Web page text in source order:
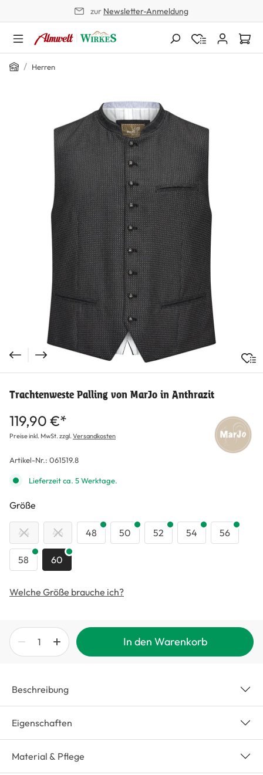
zur Newsletter-Anmeldung
Home
/ Herren
Trachtenweste Palling von MarJo in Anthrazit
119,90 €*
Preise inkl. MwSt. zzgl.Versandkosten
Artikel-Nr.: 061519.8
Lieferzeit ca. 5 Werktage.
Größe
44 46 48 50 52 54 56
58 60
Welche Größe brauche ich?
In den Warenkorb
Beschreibung
Eigenschaften
Material & Pflege